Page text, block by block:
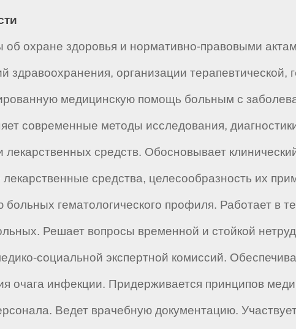
охране здоровья и нормативно-правовыми
организации терапевтической,
медицинскую помощь больным с
современные методы исследования,
средств. Обосновывает
средства, целесообразность их
гематологического профиля. Работает в
Решает вопросы временной и стойкой
социальной экспертной комиссий.
очага инфекции. Придерживается принципов
Ведет врачебную документацию.